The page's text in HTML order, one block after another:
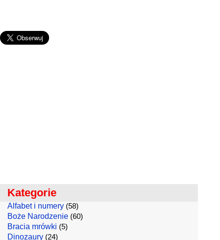
Kategorie
Alfabet i numery (58)
Boże Narodzenie (60)
Bracia mrówki (5)
Dinozaury (24)